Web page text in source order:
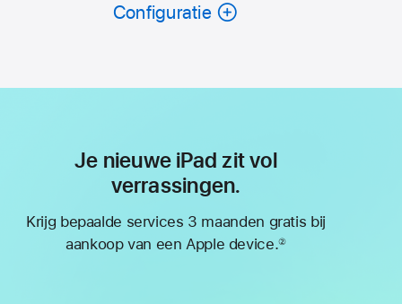
Configuratie
Je nieuwe iPad zit vol
verrassingen.
Krijg bepaalde services 3 maanden gratis bij
aankoop van een Apple device.②